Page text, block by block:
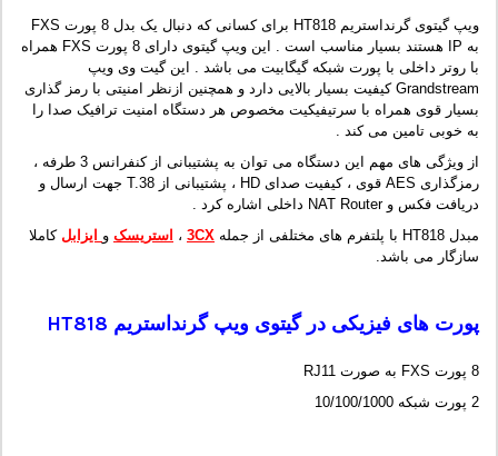
ویپ گیتوی گرنداستریم HT818 برای کسانی که دنبال یک بدل 8 پورت FXS
به IP هستند بسیار مناسب است . این ویپ گیتوی دارای 8 پورت FXS همراه
با روتر داخلی با پورت شبکه گیگابیت می باشد . این گیت وی ویپ
Grandstream کیفیت بسیار بالایی دارد و همچنین ازنظر امنیتی با رمز گذاری
بسیار قوی همراه با سرتیفیکیت مخصوص هر دستگاه امنیت ترافیک صدا را
به خوبی تامین می کند .
از ویژگی های مهم این دستگاه می توان به پشتیبانی از کنفرانس 3 طرفه ،
رمزگذاری AES قوی ، کیفیت صدای HD ، پشتیبانی از T.38 جهت ارسال و
دریافت فکس و NAT Router داخلی اشاره کرد .
مبدل HT818 با پلتفرم های مختلفی از جمله
3CX ، استریسک و ایزابل کاملا
سازگار می باشد.
پورت های فیزیکی در گیتوی ویپ گرنداستریم HT818
8 پورت FXS به صورت RJ11
2 پورت شبکه 10/100/1000